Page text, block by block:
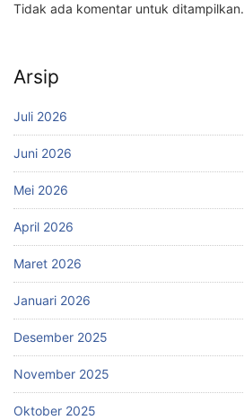
Tidak ada komentar untuk ditampilkan.
Arsip
Juli 2026
Juni 2026
Mei 2026
April 2026
Maret 2026
Januari 2026
Desember 2025
November 2025
Oktober 2025